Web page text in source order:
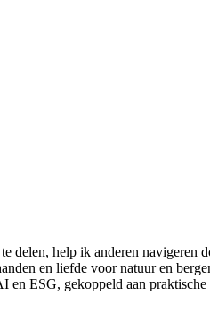
help ik anderen navigeren
en liefde voor natuur en
ESG, gekoppeld aan